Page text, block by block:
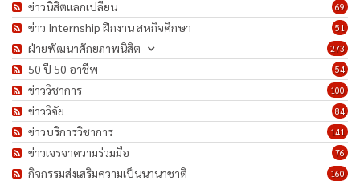
69
ข่าวนิสิตแลกเปลี่ยน
51
ข่าว Internship ฝึกงาน สหกิจศึกษา
273
ฝ่ายพัฒนาศักยภาพนิสิต
54
50 ปี 50 อาชีพ
100
ข่าววิชาการ
84
ข่าววิจัย
141
ข่าวบริการวิชาการ
76
ข่าวเจรจาความร่วมมือ
160
กิจกรรมส่งเสริมความเป็นนานาชาติ